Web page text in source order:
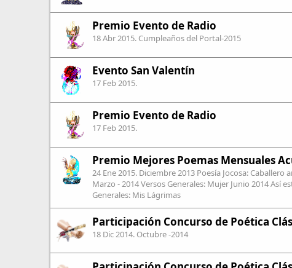
Premio Evento de Radio
18 Abr 2015. Cumpleaños del Portal-2015
Evento San Valentín
17 Feb 2015.
Premio Evento de Radio
17 Feb 2015.
Premio Mejores Poemas Mensuales
24 Ene 2015. Diciembre 2013 Poesía Jocosa:
Marzo - 2014 Versos Generales: Mujer Junio 2014
Generales: Mis Lágrimas
Participación Concurso de Poética
18 Dic 2014. Octubre -2014